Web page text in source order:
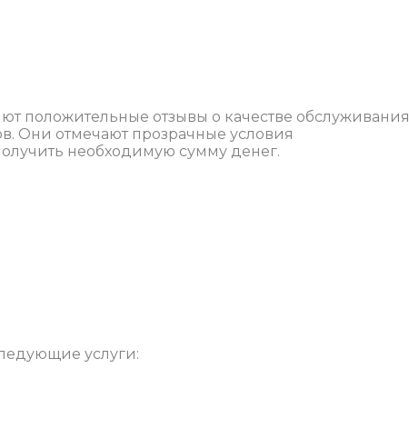
положительные отзывы о качестве обслуживания
Они отмечают прозрачные условия
необходимую сумму денег.
услуги: